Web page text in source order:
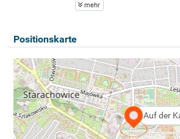
mehr
Positionskarte
Auf der